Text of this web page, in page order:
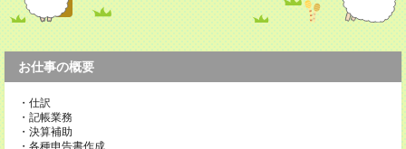
お仕事の概要
・仕訳
・記帳業務
・決算補助
・各種申告書作成